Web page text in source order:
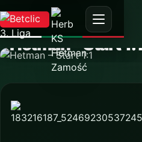
AKTUALNOŚĆ
Hetman – Start 1:1